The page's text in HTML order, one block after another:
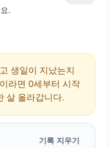
.
생일이 지났는지
라면 0세부터 시작
살 올라갑니다.
기록 지우기